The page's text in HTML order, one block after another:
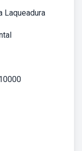
Laqueadura